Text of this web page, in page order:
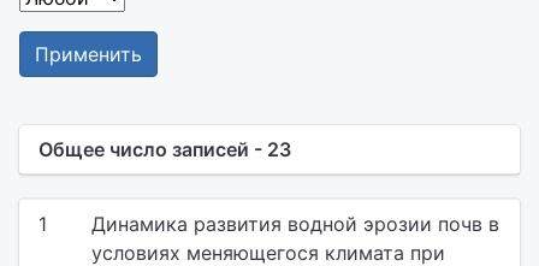
Применить
Общее число записей - 23
1
Динамика развития водной эрозии почв в
условиях меняющегося климата при